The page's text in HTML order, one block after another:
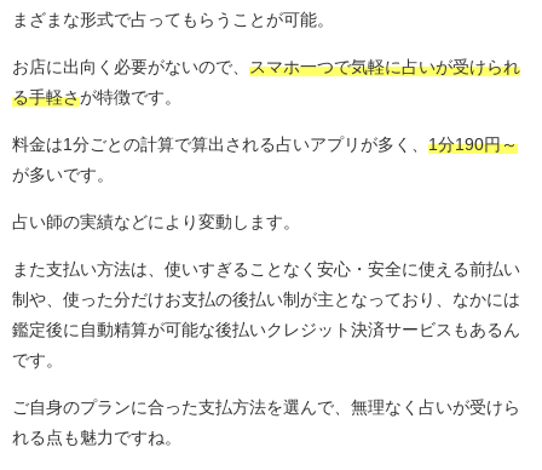
まざまな形式で占ってもらうことが可能。
お店に出向く必要がないので、 スマホ一つで気軽に占いが受けられ
る手軽さが特徴です。
料金は1分ごとの計算で算出される占いアプリが多く、 1分190円～
が多いです。
占い師の実績などにより変動します。
また支払い方法は、使いすぎることなく安心・安全に使える前払い
制や、使った分だけお支払の後払い制が主となっており、なかには
鑑定後に自動精算が可能な後払いクレジット決済サービスもあるん
です。
ご自身のプランに合った支払方法を選んで、無理なく占いが受けら
れる点も魅力ですね。